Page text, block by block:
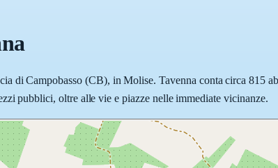
di Campobasso (CB), in Molise. Tavenna conta circa 815
pubblici, oltre alle vie e piazze nelle immediate vicinanze.